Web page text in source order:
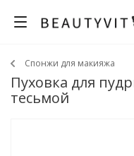
Спонжи для макияжа
Пуховка для
тесьмой